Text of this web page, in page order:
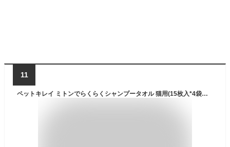
11
ペットキレイ ミトンでらくらくシャンプータオル 猫用(15枚入*4袋セット)【dl_2206sstwen】【ペットキレイ】